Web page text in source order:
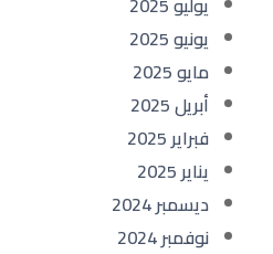
يونيو 2025
مايو 2025
أبريل 2025
فبراير 2025
يناير 2025
ديسمبر 2024
نوفمبر 2024